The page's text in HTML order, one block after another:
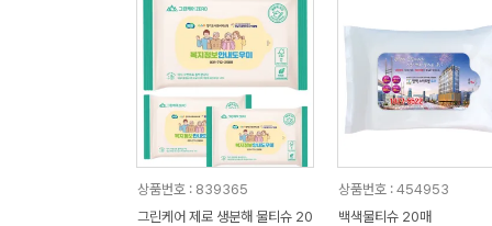
상품번호 : 839365
그린케어 제로 생분해 물티슈 20
상품번호 : 454953
백색물티슈 20매